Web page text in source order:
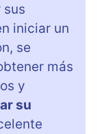
sus
iniciar un
se
más
y
su